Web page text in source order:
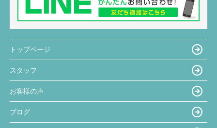
トップページ
スタッフ
お客様の声
ブログ